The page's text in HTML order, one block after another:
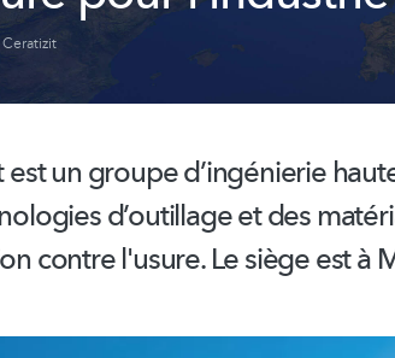
Ceratizit
est un grouped’ingénierie
d’outillage et des
contre l'usure. Le siège est à